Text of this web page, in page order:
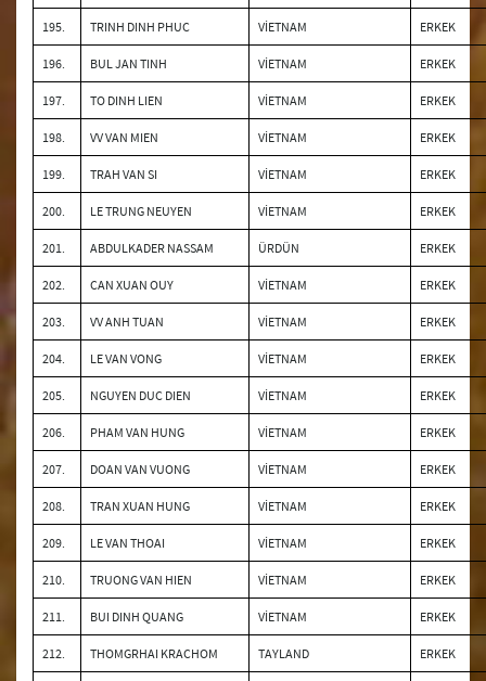
195. TRINH DINH PHUC VİETNAM ERKEK
196. BUL JAN TINH VİETNAM ERKEK
197. TO DINH LIEN VİETNAM ERKEK
198. VV VAN MIEN VİETNAM ERKEK
199. TRAH VAN SI VİETNAM ERKEK
200. LE TRUNG NEUYEN VİETNAM ERKEK
201. ABDULKADER NASSAM ÜRDÜN ERKEK
202. CAN XUAN OUY VİETNAM ERKEK
203. VV ANH TUAN VİETNAM ERKEK
204. LE VAN VONG VİETNAM ERKEK
205. NGUYEN DUC DIEN VİETNAM ERKEK
206. PHAM VAN HUNG VİETNAM ERKEK
207. DOAN VAN VUONG VİETNAM ERKEK
208. TRAN XUAN HUNG VİETNAM ERKEK
209. LE VAN THOAI VİETNAM ERKEK
210. TRUONG VAN HIEN VİETNAM ERKEK
211. BUI DINH QUANG VİETNAM ERKEK
212. THOMGRHAI KRACHOM TAYLAND ERKEK